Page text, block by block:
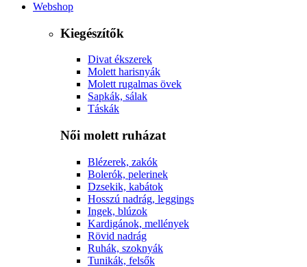
Webshop
Kiegészítők
Divat ékszerek
Molett harisnyák
Molett rugalmas övek
Sapkák, sálak
Táskák
Női molett ruházat
Blézerek, zakók
Bolerók, pelerinek
Dzsekik, kabátok
Hosszú nadrág, leggings
Ingek, blúzok
Kardigánok, mellények
Rövid nadrág
Ruhák, szoknyák
Tunikák, felsők